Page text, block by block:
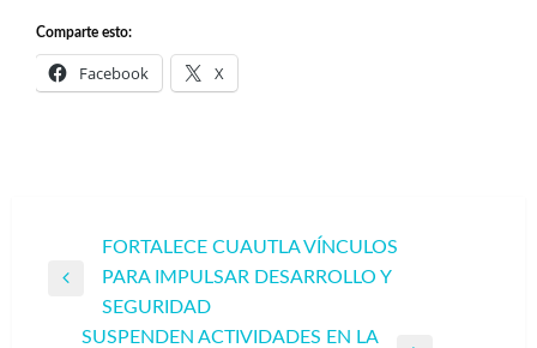
Comparte esto:
Facebook X
Navegación
de
entradas
FORTALECE CUAUTLA VÍNCULOS
PARA IMPULSAR DESARROLLO Y
SEGURIDAD
SUSPENDEN ACTIVIDADES EN LA